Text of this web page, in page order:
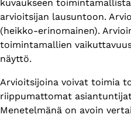
kuvaukseen
arvioitsijan lausuntoon.
(heikko-erinomainen).
toimintamallien
näyttö.
Arvioitsijoina voivat toimia
riippumattomat
Menetelmänä on avoin